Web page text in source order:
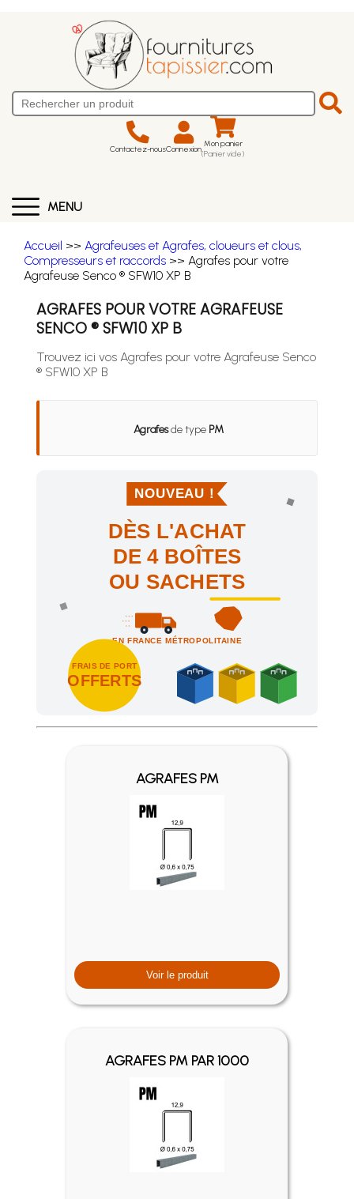
Contactez-nousConnexion Mon panier
(Panier vide)
MENU
Accueil >> Agrafeuses et Agrafes, cloueurs et clous,
Compresseurs et raccords >> Agrafes pour votre
Agrafeuse Senco ® SFW10 XP B
AGRAFES POUR VOTRE AGRAFEUSE
SENCO ® SFW10 XP B
Trouvez ici vos Agrafes pour votre Agrafeuse Senco
® SFW10 XP B
Agrafesde type PM
NOUVEAU !
DÈS L'ACHAT
DE 4 BOÎTES
OU SACHETS
EN FRANCE MÉTROPOLITAINE
FRAIS DE PORT
OFFERTS
Achetez 4 sachets ou boîtes d'agrafes ou de pointes et
AGRAFES PM
Voir le produit
AGRAFES PM PAR 1000